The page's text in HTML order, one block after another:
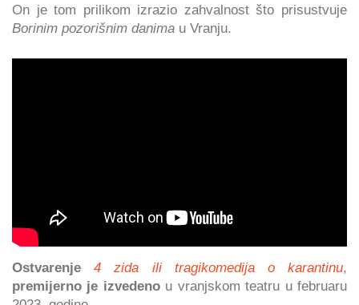
On je tom prilikom izrazio zahvalnost što prisustvuje
Borinim pozorišnim danima u Vranju.
Ostvarenje 4 zida ili tragikomedija o karantinu,
premijerno je izvedenou vranjskom teatru u februaru